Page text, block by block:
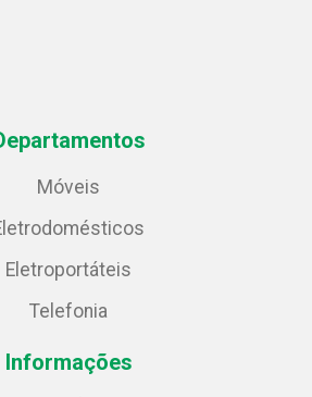
Móveis
Eletroportáteis
Telefonia
Informações